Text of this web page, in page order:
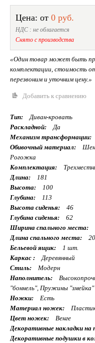
Цена: от 0 руб.
НДС : не облагается
Снято с производства
«Один товар может быть
комплектации, стоимость
перезвоним и уточним цену.»
Добавить к сравнению
Тип:
Диван-кровать
Раскладной:
Да
Механизм трансформации:
Обивочный материал:
Рогожка
Комплектация:
Длина:
181
Высота:
100
Глубина:
113
Высота сиденья:
46
Глубина сиденья:
62
Ширина спального места:
Длина спального места:
Бельевой ящик:
1 шт.
Каркас :
Деревянный
Стиль:
Модерн
Наполнитель:
"боннель", Пружины "змейка"
Ножки:
Есть
Материал ножек:
Цвет ножек:
Венге
Декоративные накладки на
Декоративные подушки в